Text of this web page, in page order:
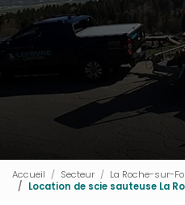
Accueil Secteur
La Roche-sur-
Location de scie sauteuse La